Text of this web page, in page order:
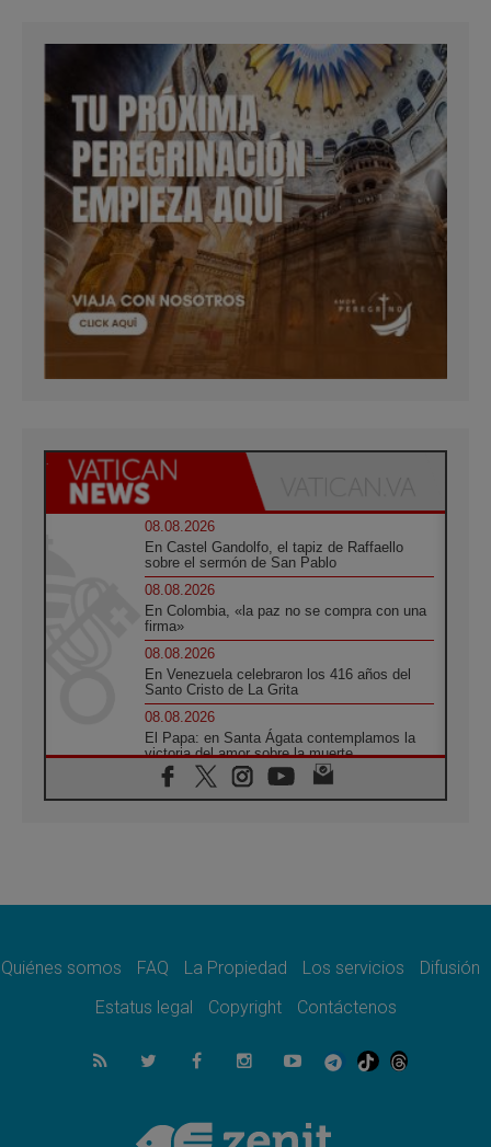
08.08.2026
En Castel Gandolfo, el tapiz de Raffaello
sobre el sermón de San Pablo
08.08.2026
En Colombia, «la paz no se compra con una
firma»
08.08.2026
En Venezuela celebraron los 416 años del
Santo Cristo de La Grita
08.08.2026
El Papa: en Santa Ágata contemplamos la
victoria del amor sobre la muerte
08.08.2026
León XIV visitará el Santuario de la Madre
07.08.2026
07.08.2026
el compromiso del cristiano"
La matanza de niños en Gaza no cesa: 300
muertos en 300 días
Tagle: La guerra desfigura el mundo, solo la
revelación de Dios lo transfigura
Quiénes somos FAQ La Propiedad Los servicios
Difusión
Estatus legal
Copyright Contáctenos